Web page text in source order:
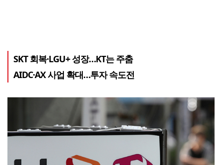
SKT 회복·LGU+ 성장…KT는 주춤
AIDC·AX 사업 확대…투자 속도전